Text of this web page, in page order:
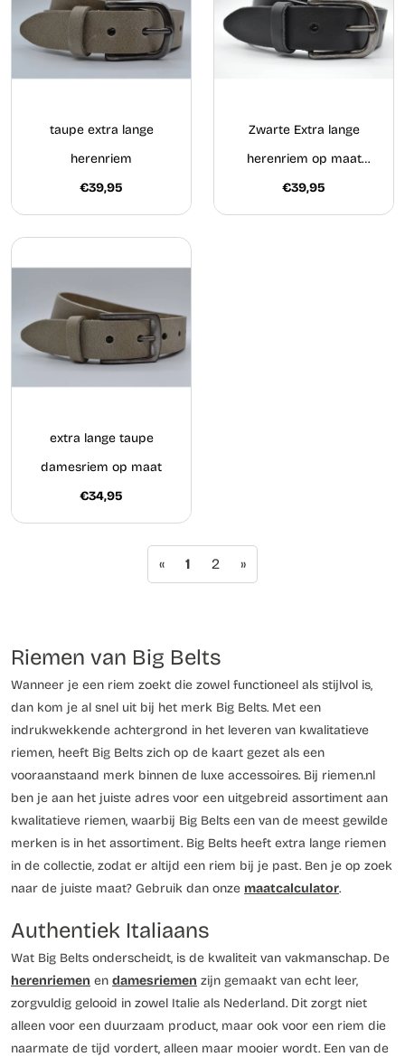
taupe extra lange
herenriem
€39,95
Zwarte Extra lange
herenriem op maat
gemaakt
€39,95
extra lange taupe
damesriem op maat
€34,95
« 1 2 »
Riemen van Big Belts
Wanneer je een riem zoekt die zowel functioneel als stijlvol is,
dan kom je al snel uit bij het merk Big Belts. Met een
indrukwekkende achtergrond in het leveren van kwalitatieve
riemen, heeft Big Belts zich op de kaart gezet als een
vooraanstaand merk binnen de luxe accessoires. Bij riemen.nl
ben je aan het juiste adres voor een uitgebreid assortiment aan
kwalitatieve riemen, waarbij Big Belts een van de meest gewilde
merken is in het assortiment. Big Belts heeft extra lange riemen
in de collectie, zodat er altijd een riem bij je past. Ben je op zoek
naar de juiste maat? Gebruik dan onze maatcalculator.
Authentiek Italiaans
Wat Big Belts onderscheidt, is de kwaliteit van vakmanschap. De
herenriemen en damesriemen zijn gemaakt van echt leer,
zorgvuldig gelooid in zowel Italie als Nederland. Dit zorgt niet
alleen voor een duurzaam product, maar ook voor een riem die
naarmate de tijd vordert, alleen maar mooier wordt. Een van de